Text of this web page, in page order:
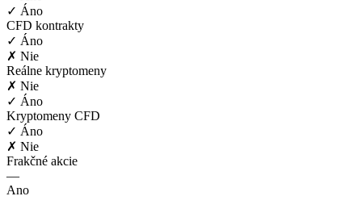
✓ Áno
CFD kontrakty
✓ Áno
✗ Nie
Reálne kryptomeny
✗ Nie
✓ Áno
Kryptomeny CFD
✓ Áno
✗ Nie
Frakčné akcie
—
Ano